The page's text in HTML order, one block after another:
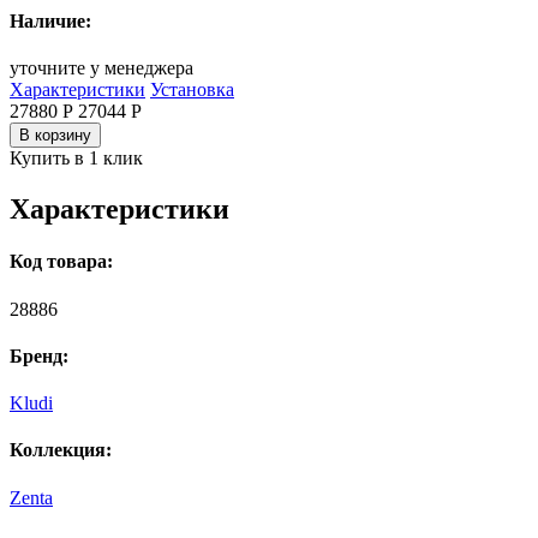
Наличие:
уточните у менеджера
Характеристики Установка
27880 Р 27044 Р
В корзину
Купить в 1 клик
Характеристики
Код товара:
28886
Бренд:
Kludi
Коллекция:
Zenta